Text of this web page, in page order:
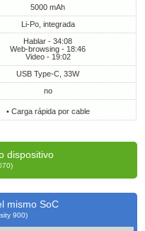
5000 mAh
Li-Po, integrada
Hablar - 34:08
Web-browsing - 18:46
Video - 19:02
USB Type-C, 33W
no
• Carga rápida por cable
dispositivo
mismo SoC
900)